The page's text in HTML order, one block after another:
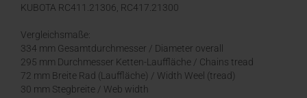
KUBOTA RC411.21306, RC417.21300
Vergleichsmaße:
334 mm Gesamtdurchmesser / Diameter overall
295 mm Durchmesser Ketten-Lauffläche / Chains tread
72 mm Breite Rad (Lauffläche) / Width Weel (tread)
30 mm Stegbreite / Web width